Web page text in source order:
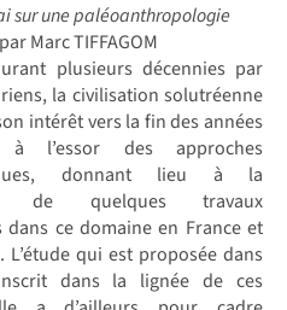
sur une paléoanthropologie
par Marc TIFFAGOM
plusieurs décennies par
la civilisation solutréenne
intérêt vers la fin des années
l’essor des approches
donnant lieu à la
de quelques travaux
dans ce domaine en France et
L’étude qui est proposée dans
dans la lignée de ces